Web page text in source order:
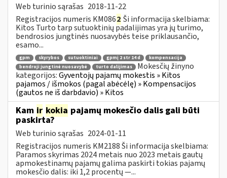
Web turinio sąrašas 2018-11-22
Registracijos numeris KM0862 Ši informacija skelbiama:
Kitos Turto tarp sutuoktinių padalijimas yra jų turimo,
bendrosios jungtinės nuosavybės teise priklausančio,
esamo...
gpm skyrybos sutuoktiniai gpmį 2 str 14 d
kompensacija
bendroji jungtinė nuosavybė
turto dalijimas
Mokesčių žinyno
kategorijos:Gyventojų pajamų mokestis » Kitos
pajamos / išmokos (pagal abėcėlę) » Kompensacijos
(gautos ne iš darbdavio) » Kitos
Kam ir kokia pajamų mokesčio dalis gali būti
paskirta?
Web turinio sąrašas 2024-01-11
Registracijos numeris KM2188 Ši informacija skelbiama:
Paramos skyrimas 2024 metais nuo 2023 metais gautų
apmokestinamų pajamų galima paskirti tokias pajamų
mokesčio dalis: iki 1,2 procentų —...